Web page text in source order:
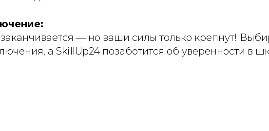
— но ваши силы только крепнут!
а SkillUp24 позаботится об уверенности в